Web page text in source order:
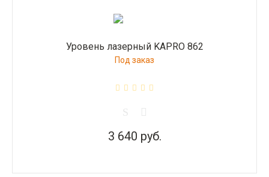
Уровень лазерный KAPRO 862
Под заказ
3 640 руб.